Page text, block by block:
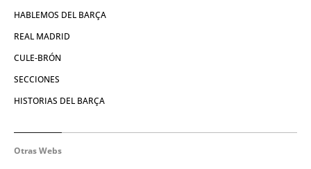
HABLEMOS DEL BARÇA
REAL MADRID
CULE-BRÓN
SECCIONES
HISTORIAS DEL BARÇA
Otras Webs